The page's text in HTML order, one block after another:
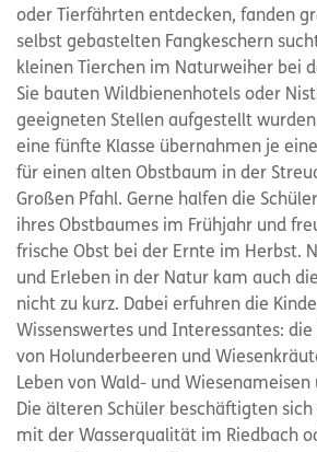
oder Tierfährten entdecken, fanden
selbst gebastelten Fangkeschern
kleinen Tierchen im Naturweiher bei
Sie bauten Wildbienenhotels oder
geeigneten Stellen aufgestellt
eine fünfte Klasse übernahmen je
für einen alten Obstbaum in der
Großen Pfahl. Gerne halfen die
ihres Obstbaumes im Frühjahr und
frische Obst bei der Ernte im Herbst.
und Erleben in der Natur kam auch
nicht zu kurz. Dabei erfuhren die
Wissenswertes und Interessantes:
von Holunderbeeren und
Leben von Wald- und
Die älteren Schüler beschäftigten
mit der Wasserqualität im Riedbach